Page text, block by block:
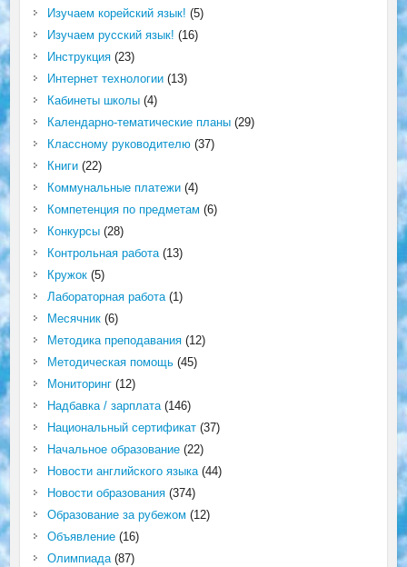
Изучаем корейский язык! (5)
Изучаем русский язык! (16)
Инструкция(23)
Интернет технологии(13)
Кабинеты школы(4)
Календарно-тематические планы(29)
Классному руководителю(37)
Книги(22)
Коммунальные платежи(4)
Компетенция по предметам (6)
Конкурсы(28)
Контрольная работа(13)
Кружок(5)
Лабораторная работа(1)
Месячник(6)
Методика преподавания(12)
Методическая помощь(45)
Мониторинг(12)
Надбавка / зарплата(146)
Национальный сертификат(37)
Начальное образование(22)
Новости английского языка(44)
Новости образования(374)
Образование за рубежом (12)
Объявление(16)
Олимпиада(87)